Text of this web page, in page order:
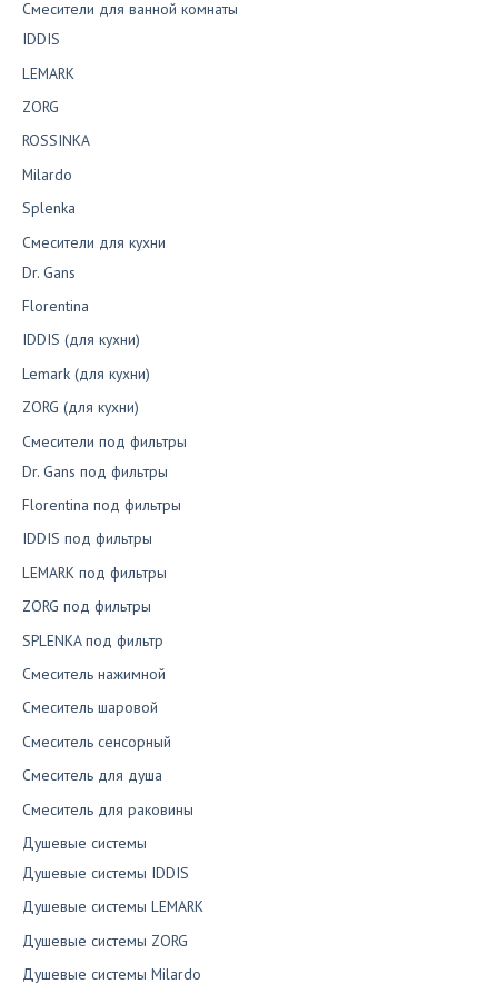
Смесители для ванной комнаты
IDDIS
LEMARK
ZORG
ROSSINKA
Milardo
Splenka
Смесители для кухни
Dr. Gans
Florentina
IDDIS (для кухни)
Lemark (для кухни)
ZORG (для кухни)
Смесители под фильтры
Dr. Gans под фильтры
Florentina под фильтры
IDDIS под фильтры
LEMARK под фильтры
ZORG под фильтры
SPLENKA под фильтр
Смеситель нажимной
Смеситель шаровой
Смеситель сенсорный
Смеситель для душа
Смеситель для раковины
Душевые системы
Душевые системы IDDIS
Душевые системы LEMARK
Душевые системы ZORG
Душевые системы Milardo